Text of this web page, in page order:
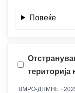
Повеќе
ВМРО-ДПМНЕ ·